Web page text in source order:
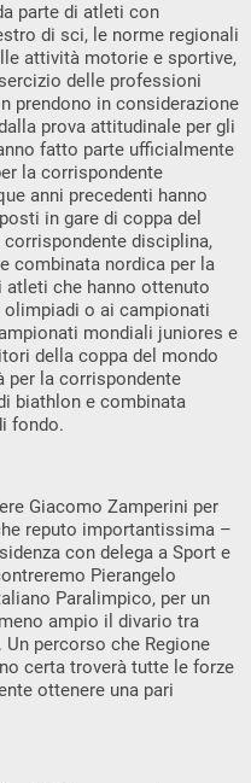
parte di atleti con
di sci, le norme regionali
attività motorie e sportive,
delle professioni
prendono in considerazione
prova attitudinale per gli
fatto parte ufficialmente
la corrispondente
anni precedenti hanno
in gare di coppa del
corrispondente disciplina,
combinata nordica per la
che hanno ottenuto
o ai campionati
mondiali juniores e
della coppa del mondo
per la corrispondente
biathlon e combinata
fondo.
Giacomo Zamperini per
reputo importantissima –
con delega a Sport e
Pierangelo
Paralimpico, per un
ampio il divario tra
percorso che Regione
certa troverà tutte le forze
ottenere una pari